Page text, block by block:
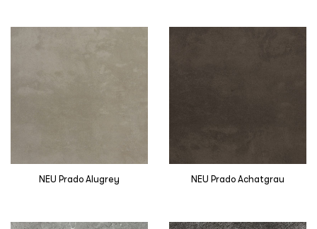
NEU Prado Alugrey NEU Prado Achatgrau